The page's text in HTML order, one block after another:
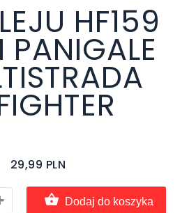
HF159
PANIGALE
29,99 PLN
Dodaj do koszyka